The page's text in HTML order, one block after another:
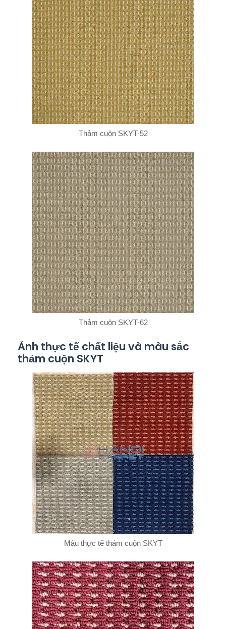
Thảm cuộn SKYT-52
Thảm cuộn SKYT-62
Ảnh thực tế chất liệu và màu sắc
thảm cuộn SKYT
Màu thực tế thảm cuộn SKYT